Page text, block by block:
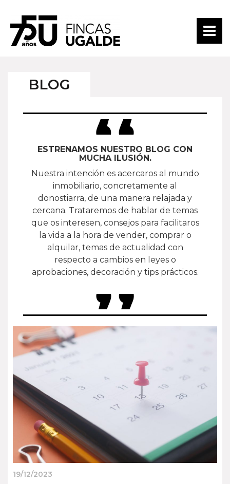
BLOG
ESTRENAMOS NUESTRO BLOG CON
MUCHA ILUSIÓN.
Nuestra intención es acercaros al mundo
inmobiliario, concretamente al
donostiarra, de una manera relajada y
cercana. Trataremos de hablar de temas
que os interesen, consejos para facilitaros
la vida a la hora de vender, comprar o
alquilar, temas de actualidad con
respecto a cambios en leyes o
aprobaciones, decoración y tips prácticos.
19/12/2023